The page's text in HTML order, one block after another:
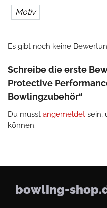
Motiv
Es gibt noch keine
Schreibe die erste
Protective
Bowlingzubehör“
Du musst angemeldet sein,
können.
bowling-